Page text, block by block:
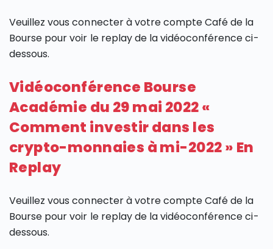
Veuillez vous connecter à votre compte Café de la
Bourse pour voir le replay de la vidéoconférence ci-
dessous.
Vidéoconférence Bourse
Académie du 29 mai 2022 «
Comment investir dans les
crypto-monnaies à mi-2022 » En
Replay
Veuillez vous connecter à votre compte Café de la
Bourse pour voir le replay de la vidéoconférence ci-
dessous.